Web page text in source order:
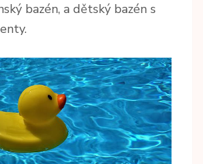
bazén, a dětský bazén s